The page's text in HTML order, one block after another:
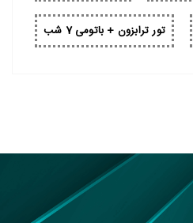
تور ترابزون + باتومی 7 شب